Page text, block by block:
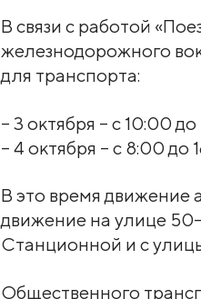
В связи с работой
железнодорожного
для транспорта:
– 3 октября – с 10:00 до
– 4 октября – с 8:00 до
В это время движение
движение на улице
Станционной и с
Общественного